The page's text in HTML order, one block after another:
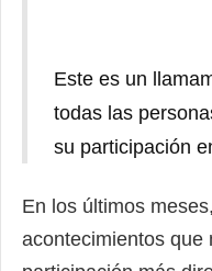
Este es un
todas las
su participación
En los últimos
acontecimientos que